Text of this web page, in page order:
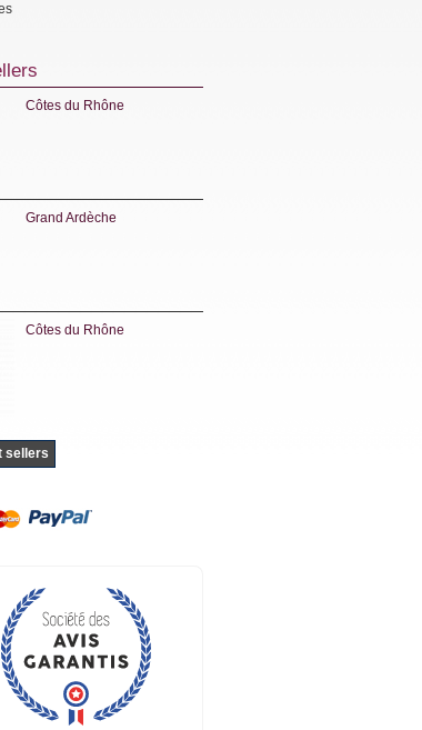
Côtes du Rhône
Grand Ardèche
Côtes du Rhône
sellers